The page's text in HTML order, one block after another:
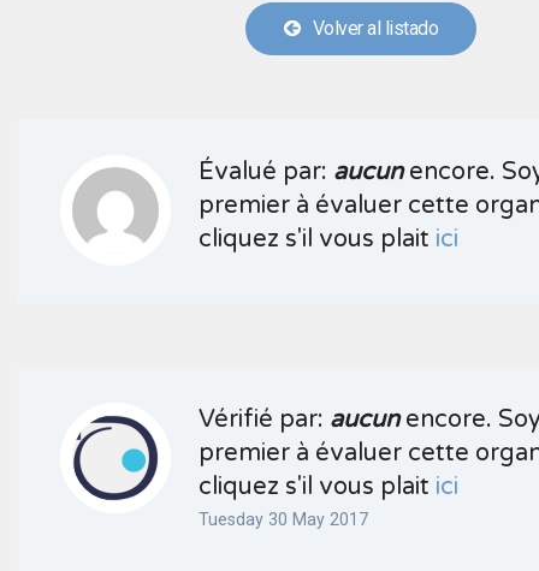
Volver al listado
Évalué par: aucunencore.
premier à évaluer cette
cliquez s'il vous plait ici
Vérifié par: aucunencore.
premier à évaluer cette
cliquez s'il vous plait ici
Tuesday 30 May 2017